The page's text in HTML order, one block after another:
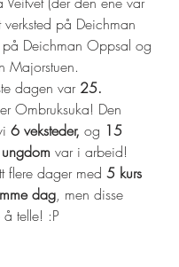
på Deichman
på Deichman Oppsal og
Majorstuen.
dagen var 25.
Ombruksuka! Den
6 veksteder, og 15
var i arbeid!
flere dager med 5 kurs
dag, men disse
telle! :P